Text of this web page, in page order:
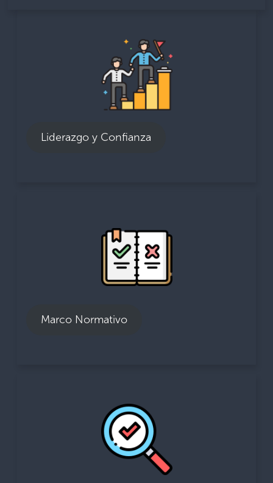
Liderazgo y Confianza
Liderazgo y Confianza
93% Considera que la alta dirección de
Aduana es un ejemplo positivo de integridad.
99% Tiene claro su rol y comportamientos
Marco Normativo
81% Considera que las regulaciones aduaneras
No son tan complejas para cumplir sus
responsabilidades.
regulaciones aduaneras debido a su
98% Se siente suficientemente informado
sobre los procedimientos estándares a seguir